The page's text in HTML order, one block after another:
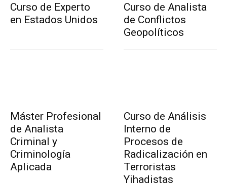
Curso de Experto
en Estados Unidos
Curso de Analista
de Conflictos
Geopolíticos
Máster Profesional
de Analista
Criminal y
Criminología
Aplicada
Curso de Análisis
Interno de
Procesos de
Radicalización en
Terroristas
Yihadistas